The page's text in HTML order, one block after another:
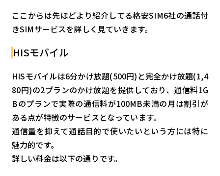
ここからは先ほどより紹介してる格安SIM6社の通話付
きSIMサービスを詳しく見ていきます。
HISモバイル
HISモバイルは6分かけ放題(500円)と完全かけ放題(1,4
80円)の2プランのかけ放題を提供しており、通信料1G
Bのプランで実際の通信料が100MB未満の月は割引が
ある点が特徴のサービスとなっています。
通信量を抑えて通話目的で使いたいという方には特に
魅力的です。
詳しい料金は以下の通りです。